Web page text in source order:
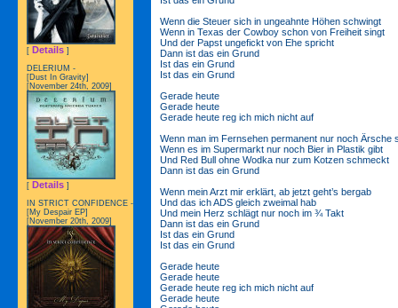
Wenn die Steuer sich in ungeahnte Höhen schwingt
Wenn in Texas der Cowboy schon von Freiheit singt
Und der Papst ungefickt von Ehe spricht
Dann ist das ein Grund
Ist das ein Grund
Ist das ein Grund
Gerade heute
Gerade heute
Gerade heute reg ich mich nicht auf
Wenn man im Fernsehen permanent nur noch Ärsche
Wenn es im Supermarkt nur noch Bier in Plastik gibt
Und Red Bull ohne Wodka nur zum Kotzen schmeckt
Dann ist das ein Grund
Wenn mein Arzt mir erklärt, ab jetzt geht’s bergab
Und das ich ADS gleich zweimal hab
Und mein Herz schlägt nur noch im ¾ Takt
Dann ist das ein Grund
Ist das ein Grund
Ist das ein Grund
Gerade heute
Gerade heute
Gerade heute reg ich mich nicht auf
Gerade heute
[ Details ]
DELERIUM -
[Dust In Gravity]
[November 24th, 2009]
[ Details ]
IN STRICT CONFIDENCE -
[My Despair EP]
[November 20th, 2009]